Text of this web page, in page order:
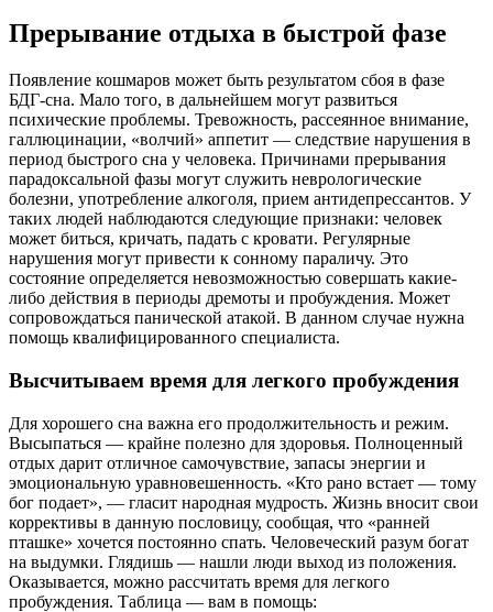
Прерывание отдыха в быстрой фазе
Появление кошмаров может быть результатом сбоя в фазе
БДГ-сна. Мало того, в дальнейшем могут развиться
психические проблемы. Тревожность, рассеянное внимание,
галлюцинации, «волчий» аппетит — следствие нарушения в
период быстрого сна у человека. Причинами прерывания
парадоксальной фазы могут служить неврологические
болезни, употребление алкоголя, прием антидепрессантов. У
таких людей наблюдаются следующие признаки: человек
может биться, кричать, падать с кровати. Регулярные
нарушения могут привести к сонному параличу. Это
состояние определяется невозможностью совершать какие-
либо действия в периоды дремоты и пробуждения. Может
сопровождаться панической атакой. В данном случае нужна
помощь квалифицированного специалиста.
Высчитываем время для легкого пробуждения
Для хорошего сна важна его продолжительность и режим.
Высыпаться — крайне полезно для здоровья. Полноценный
отдых дарит отличное самочувствие, запасы энергии и
эмоциональную уравновешенность. «Кто рано встает — тому
бог подает», — гласит народная мудрость. Жизнь вносит свои
коррективы в данную пословицу, сообщая, что «ранней
пташке» хочется постоянно спать. Человеческий разум богат
на выдумки. Глядишь — нашли люди выход из положения.
Оказывается, можно рассчитать время для легкого
пробуждения. Таблица — вам в помощь: